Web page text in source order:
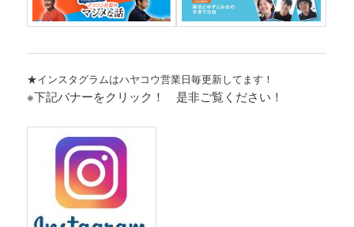
★インスタグラムはハヤコウ営業日毎更新してます！
※下記バナーをクリック！ 是非ご覧ください！